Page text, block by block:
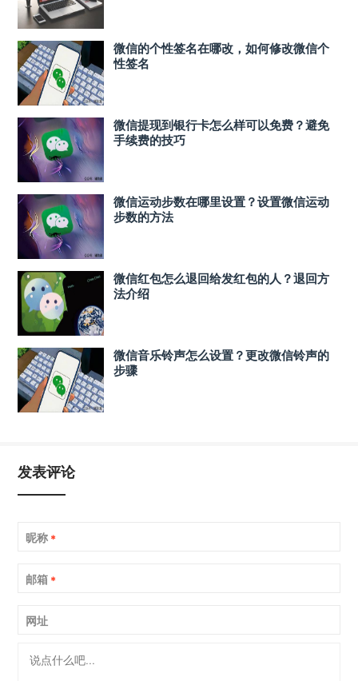
微信的个性签名在哪改，如何修改微信个
性签名
微信提现到银行卡怎么样可以免费？避免
手续费的技巧
微信运动步数在哪里设置？设置微信运动
步数的方法
微信红包怎么退回给发红包的人？退回方
法介绍
微信音乐铃声怎么设置？更改微信铃声的
步骤
发表评论
昵称 *
邮箱 *
网址